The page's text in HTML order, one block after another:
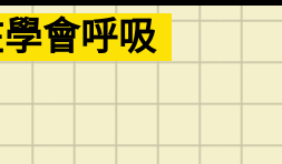
會呼吸